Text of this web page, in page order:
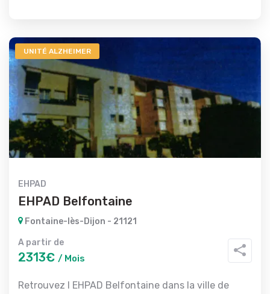
UNITÉ ALZHEIMER
EHPAD
EHPAD Belfontaine
Fontaine-lès-Dijon - 21121
A partir de
2313€ / Mois
Retrouvez l EHPAD Belfontaine dans la ville de